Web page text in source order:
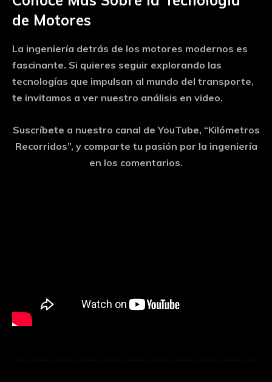
de Motores
La ingeniería detrás de los motores modernos es
fascinante. Si quieres seguir explorando las
tecnologías que impulsan al mundo del transporte,
te invitamos a ver nuestro análisis en video.
Suscríbete a nuestro canal de YouTube, “Kilómetros
Recorridos”, y comparte tu pasión por la ingeniería
en los comentarios.